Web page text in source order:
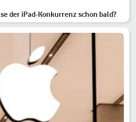
der iPad-Konkurrenz schon bald?